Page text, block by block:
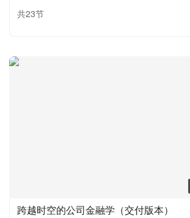
共23节
跨越时空的公司金融学（交付版本）